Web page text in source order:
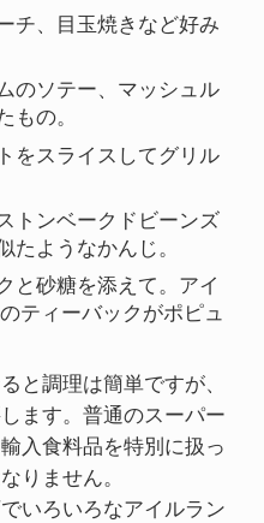
チ、目玉焼きなど好み
のソテー、マッシュル
もの。
をスライスしてグリル
トンベークドビーンズ
たようなかんじ。
と砂糖を添えて。アイ
ティーバックがポピュ
と調理は簡単ですが、
ます。普通のスーパー
入食料品を特別に扱っ
りません。
いろいろなアイルラン